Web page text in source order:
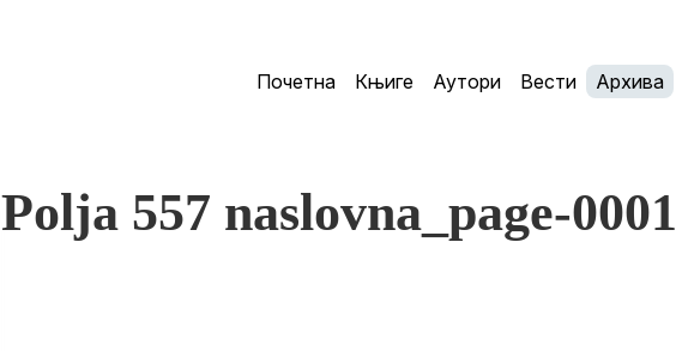
Почетна Књиге Аутори Вести Архива
Polja 557 naslovna_page-0001